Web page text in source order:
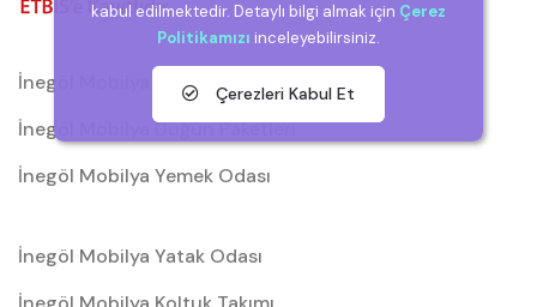
İnegöl Mobilya
İnegöl Mobilya Düğün Paketleri
İnegöl Mobilya Yemek Odası
İnegöl Mobilya Yatak Odası
kabul edilmektedir. Detaylı bilgi almak için Çerez
Politikamızı inceleyebilirsiniz.
Çerezleri Kabul Et